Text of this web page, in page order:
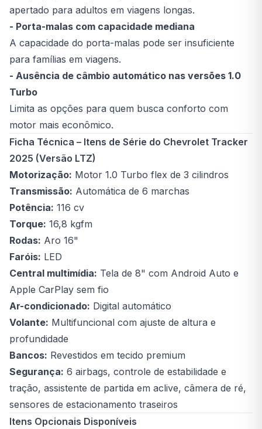
apertado para adultos em viagens longas.
- Porta-malas com capacidade mediana
A capacidade do porta-malas pode ser insuficiente
para famílias em viagens.
- Ausência de câmbio automático nas versões 1.0
Turbo
Limita as opções para quem busca conforto com
motor mais econômico.
Ficha Técnica – Itens de Série do Chevrolet Tracker
2025 (Versão LTZ)
Motorização: Motor 1.0 Turbo flex de 3 cilindros
Transmissão: Automática de 6 marchas
Potência: 116 cv
Torque: 16,8 kgfm
Rodas: Aro 16"
Faróis: LED
Central multimídia: Tela de 8" com Android Auto e
Apple CarPlay sem fio
Ar-condicionado: Digital automático
Volante: Multifuncional com ajuste de altura e
profundidade
Bancos: Revestidos em tecido premium
Segurança: 6 airbags, controle de estabilidade e
tração, assistente de partida em aclive, câmera de ré,
sensores de estacionamento traseiros
Itens Opcionais Disponíveis